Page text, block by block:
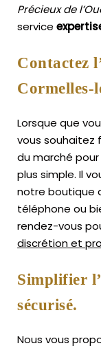
Précieux de
service
Contactez
Cormelles-
Lorsque que
vous souhaitez
du marché
plus simple. Il
notre boutique
téléphone ou
rendez-vous
discrétion et
Simplifier
sécurisé.
Nous vous